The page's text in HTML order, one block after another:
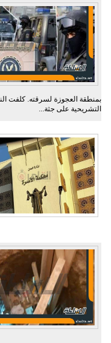
بمنطقة العجوزة لسرقته. كلفت
التشريحية على جثة...